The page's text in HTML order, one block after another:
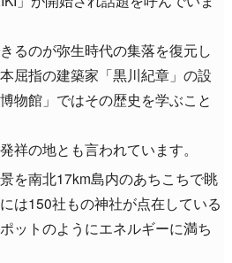
るのが弥生時代の集落を復元し
屈指の建築家「黒川紀章」の設
物館」ではその歴史を学ぶこと
祥の地とも言われています。
を南北17km島内のあちこちで眺
は150社もの神社が点在している
ットのようにエネルギーに満ち